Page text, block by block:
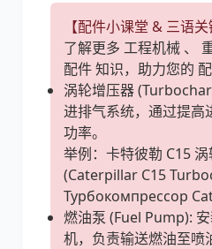
【配件小课堂 & 三语关
了解更多 工程机械 、
配件 知识，助力您的 配
涡轮增压器
进排气系统，通过提高
功率。
举例：卡特彼勒 C15
(Caterpillar C15
Турбокомпрессор
燃油泵 (Fuel Pump):
机，负责输送燃油至喷